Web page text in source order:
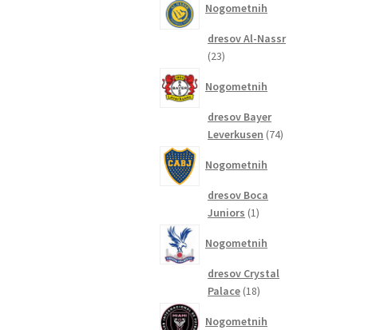
Nogometnih
dresov Al-Nassr
2323
Nogometnih
dresov Bayer
Leverkusen 7474
Nogometnih
dresov Boca
Juniors 11
Nogometnih
dresov Crystal
Palace 1818
Nogometnih